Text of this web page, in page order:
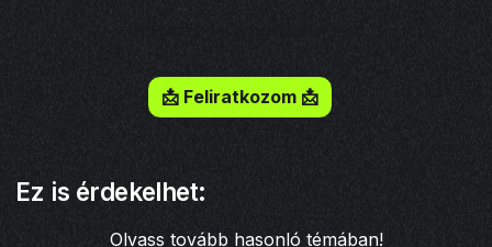
📩 Feliratkozom 📩
Ez is érdekelhet:
Olvass tovább hasonló témában!